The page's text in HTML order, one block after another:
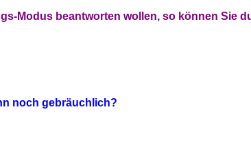
Modus beantworten wollen, so können Sie
noch gebräuchlich?